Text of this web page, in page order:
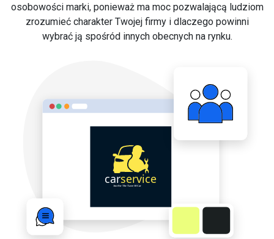
osobowości marki, ponieważ ma moc pozwalającą ludziom
zrozumieć charakter Twojej firmy i dlaczego powinni
wybrać ją spośród innych obecnych na rynku.